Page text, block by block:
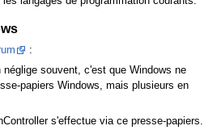
:
néglige souvent, c'est que Windows ne
papiers Windows, mais plusieurs en
s'effectue via ce presse-papiers.